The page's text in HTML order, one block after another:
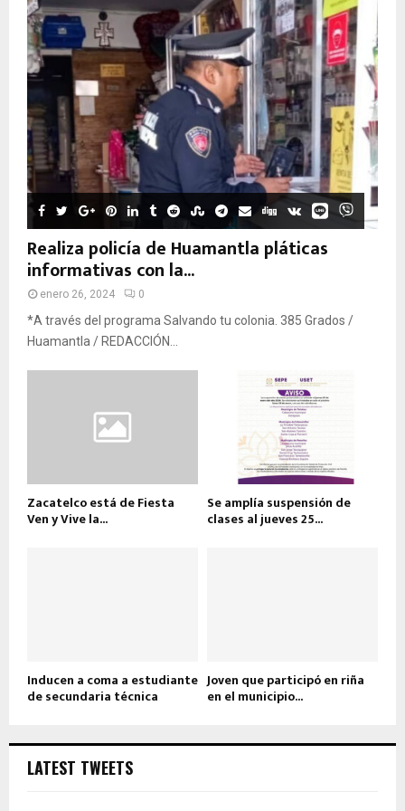
Realiza policía de Huamantla pláticas
informativas con la...
enero 26, 2024 0
*A través del programa Salvando tu colonia. 385 Grados /
Huamantla / REDACCIÓN...
Zacatelco está de Fiesta
Ven y Vive la...
Se amplía suspensión de
clases al jueves 25...
Inducen a coma a estudiante
de secundaria técnica
Joven que participó en riña
en el municipio...
LATEST TWEETS